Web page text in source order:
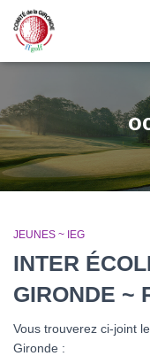
JEUNES ~ IEG
INTER
GIRONDE ~
Vous trouverez ci-joint
Gironde :